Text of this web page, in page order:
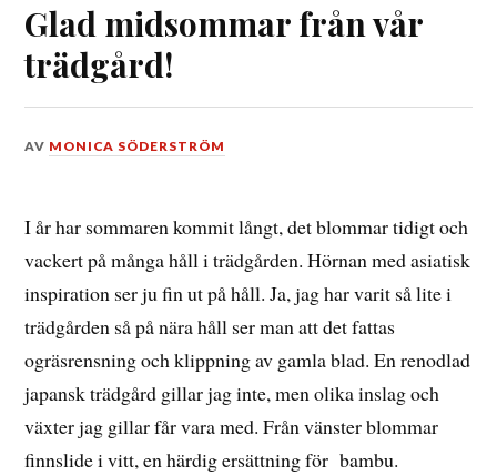
Glad midsommar från vår
trädgård!
DEN
2018
AV MONICA SÖDERSTRÖM
I år har sommaren kommit långt, det blommar tidigt och
vackert på många håll i trädgården. Hörnan med asiatisk
inspiration ser ju fin ut på håll. Ja, jag har varit så lite i
trädgården så på nära håll ser man att det fattas
ogräsrensning och klippning av gamla blad. En renodlad
japansk trädgård gillar jag inte, men olika inslag och
växter jag gillar får vara med. Från vänster blommar
finnslide i vitt, en härdig ersättning för bambu.